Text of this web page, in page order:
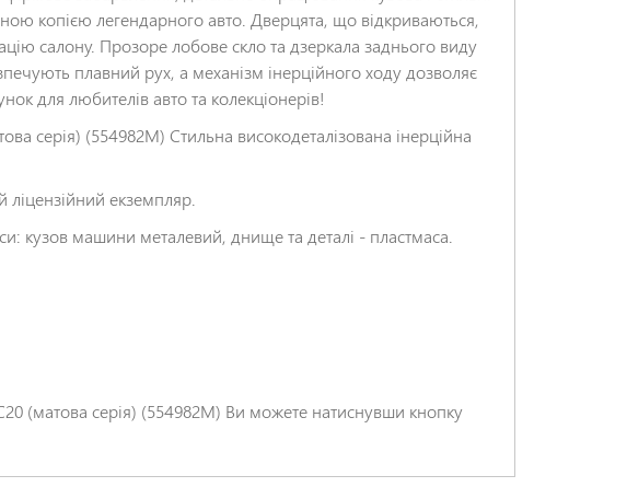
копією легендарного авто. Дверцята, що відкриваються,
салону. Прозоре лобове скло та дзеркала заднього виду
плавний рух, а механізм інерційного ходу дозволяє
для любителів авто та колекціонерів!
серія) (554982M) Стильна високодеталізована інерційна
ліцензійний екземпляр.
кузов машини металевий, днище та деталі - пластмаса.
(матова серія) (554982M) Ви можете натиснувши кнопку